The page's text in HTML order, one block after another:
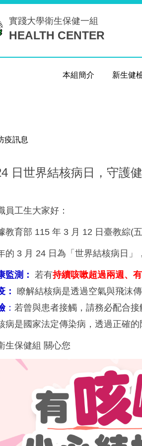
實踐大學衛生保健一組
HEALTH CENTER
本組簡介 新生健
疫訊息
日世界結核病日，守護
員工生大家好：
教育部 115 年 3 月 12 日臺教綜(
的 3 月 24 日為「世界結核病日」
監測： 若有持續咳嗽超過兩週、
：
瞭解結核病是透過空氣與飛沫
： 若曾與患者接觸，請務必配合接
病是國家法定傳染病，透過正確
生保健組 關心您